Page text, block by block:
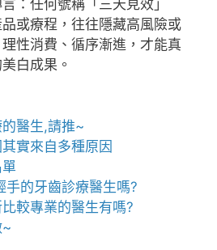
：任何號稱「三天見效」
品或療程，往往隱藏高風險或
性消費、循序漸進，才能真
白成果。
的醫生,請推~
實來自多種原因
手的牙齒診療醫生嗎?
較專業的醫生有嗎?